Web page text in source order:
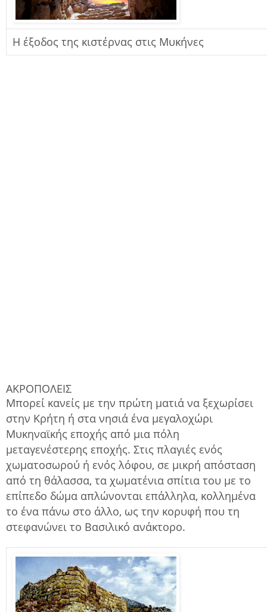
Η έξοδος της κιστέρνας στις Μυκήνες
ΑΚΡΟΠΟΛΕΙΣ
Μπορεί κανείς με την πρώτη ματιά να ξεχωρίσει
στην Κρήτη ή στα νησιά ένα μεγαλοχώρι
Μυκηναϊκής εποχής από μια πόλη
μεταγενέστερης εποχής. Στις πλαγιές ενός
χωματοσωρού ή ενός λόφου, σε μικρή απόσταση
από τη θάλασσα, τα χωματένια σπίτια του με το
επίπεδο δώμα απλώνονται επάλληλα, κολλημένα
το ένα πάνω στο άλλο, ως την κορυφή που τη
στεφανώνει το Βασιλικό ανάκτορο.